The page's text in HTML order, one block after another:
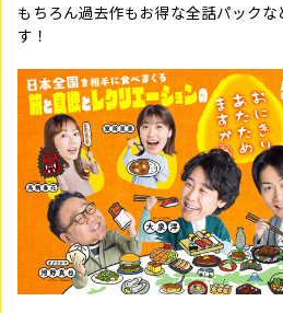
もちろん過去作もお得な全話パックな
す！